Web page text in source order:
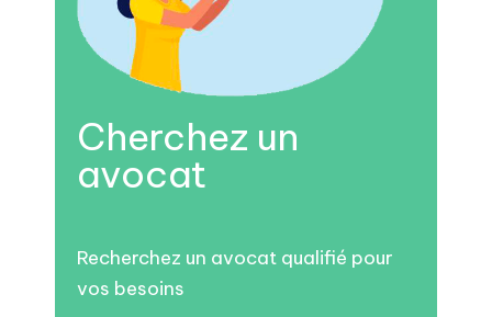
Cherchez un
avocat
Recherchez un avocat qualifié pour
vos besoins